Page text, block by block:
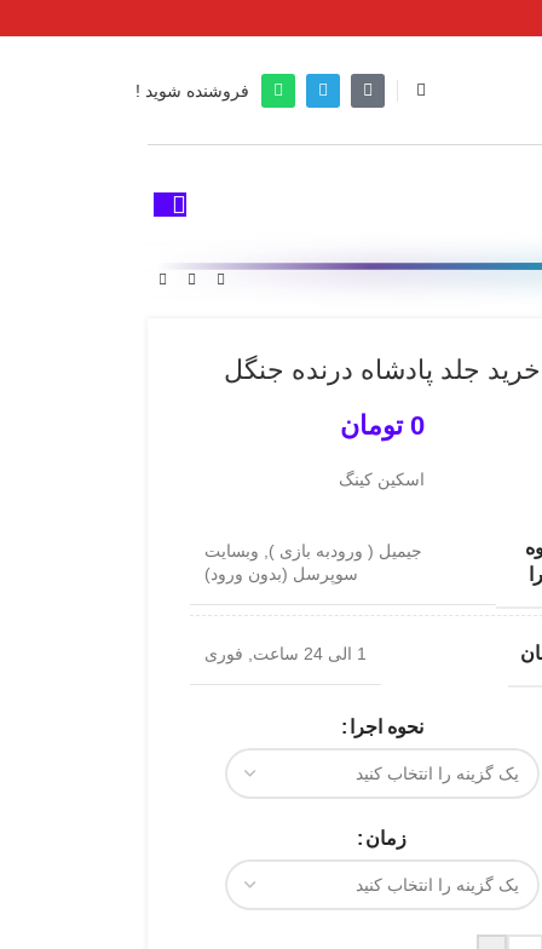
فروشنده شوید !
خرید جلد پادشاه درنده جنگل
0 تومان
اسکین کینگ
جیمیل ( ورودبه بازی )
وبسایت
سوپرسل (بدون ورود)
1 الی 24 ساعت فوری
نحوه اجرا
زمان